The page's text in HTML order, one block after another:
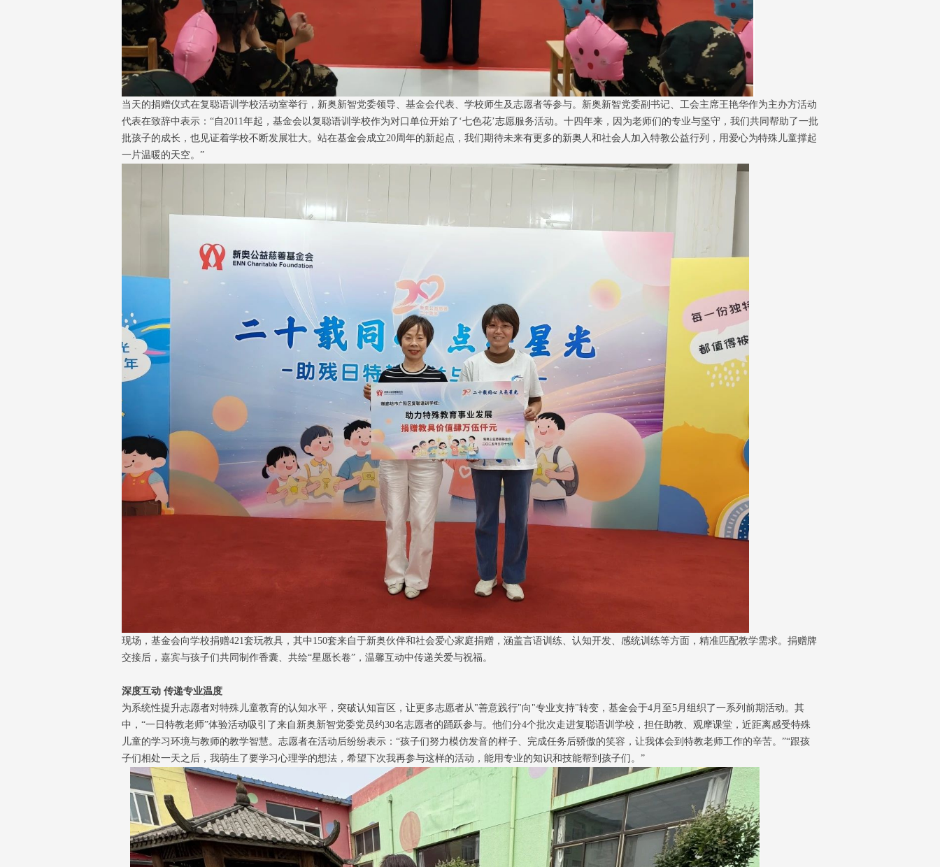
当天的捐赠仪式在复聪语训学校活动室举行，新奥新智党委领导、基金会代表、学校师生及志愿者等参与。新奥新智党委副书记、工会主席王艳华作为主办方活动
代表在致辞中表示：“自2011年起，基金会以复聪语训学校作为对口单位开始了‘七色花’志愿服务活动。十四年来，因为老师们的专业与坚守，我们共同帮助了一批
批孩子的成长，也见证着学校不断发展壮大。站在基金会成立20周年的新起点，我们期待未来有更多的新奥人和社会人加入特教公益行列，用爱心为特殊儿童撑起
一片温暖的天空。”
现场，基金会向学校捐赠421套玩教具，其中150套来自于新奥伙伴和社会爱心家庭捐赠，涵盖言语训练、认知开发、感统训练等方面，精准匹配教学需求。捐赠牌
交接后，嘉宾与孩子们共同制作香囊、共绘“星愿长卷”，温馨互动中传递关爱与祝福。
深度互动 传递专业温度
为系统性提升志愿者对特殊儿童教育的认知水平，突破认知盲区，让更多志愿者从"善意践行"向"专业支持"转变，基金会于4月至5月组织了一系列前期活动。其
中，“一日特教老师”体验活动吸引了来自新奥新智党委党员约30名志愿者的踊跃参与。他们分4个批次走进复聪语训学校，担任助教、观摩课堂，近距离感受特殊
儿童的学习环境与教师的教学智慧。志愿者在活动后纷纷表示：“孩子们努力模仿发音的样子、完成任务后骄傲的笑容，让我体会到特教老师工作的辛苦。”“跟孩
子们相处一天之后，我萌生了要学习心理学的想法，希望下次我再参与这样的活动，能用专业的知识和技能帮到孩子们。”